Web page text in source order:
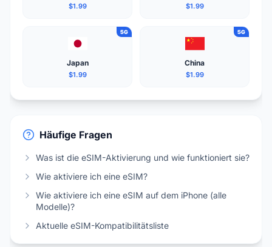
$1.99 $1.99
5G
Japan
$1.99
5G
China
$1.99
Häufige Fragen
Was ist die eSIM-Aktivierung und wie funktioniert sie?
Wie aktiviere ich eine eSIM?
Wie aktiviere ich eine eSIM auf dem iPhone (alle
Modelle)?
Aktuelle eSIM-Kompatibilitätsliste